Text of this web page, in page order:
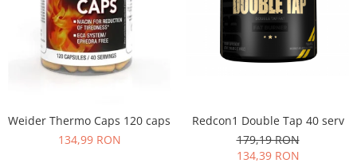
Scivation
Skill Nutrition
Smart Shake
Swanson
Universal
Weider Thermo Caps 120 caps
134,99 RON
Redcon1 Double Tap 40 serv
179,19 RON
134,39 RON